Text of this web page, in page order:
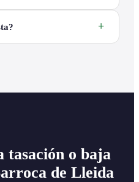
tasación o baja
de Lleida